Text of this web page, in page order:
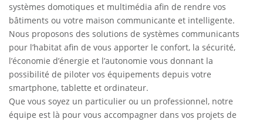
systèmes domotiques et multimédia afin de rendre vos
bâtiments ou votre maison communicante et intelligente.
Nous proposons des solutions de systèmes communicants
pour l’habitat afin de vous apporter le confort, la sécurité,
l’économie d’énergie et l’autonomie vous donnant la
possibilité de piloter vos équipements depuis votre
smartphone, tablette et ordinateur.
Que vous soyez un particulier ou un professionnel, notre
équipe est là pour vous accompagner dans vos projets de